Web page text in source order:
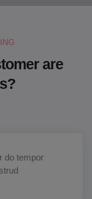
are
do tempor